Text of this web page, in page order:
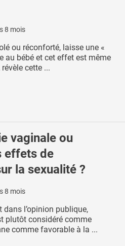
8 mois
ou réconforté, laisse une «
au bébé et cet effet est même
cette ...
vaginale ou
effets de
la sexualité ?
8 mois
l’opinion publique,
plutôt considéré comme
comme favorable à la ...